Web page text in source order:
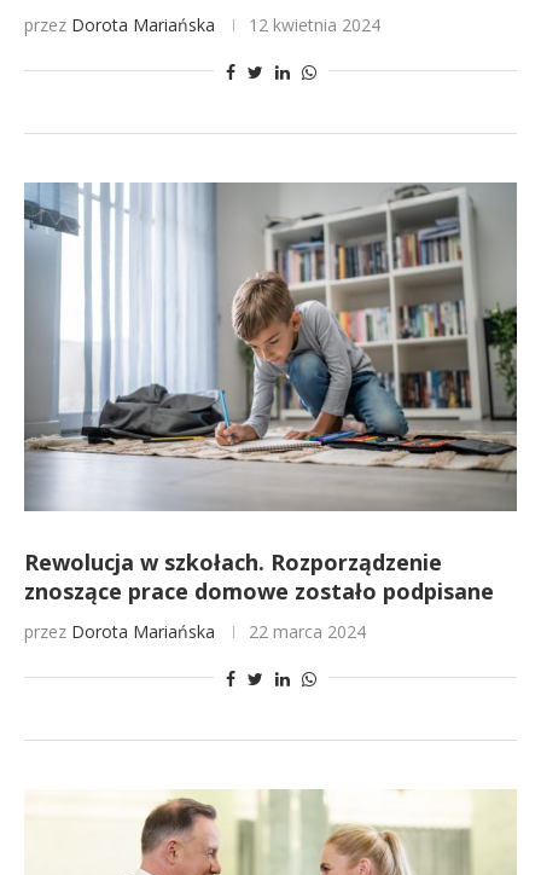
przez Dorota Mariańska 12 kwietnia 2024
Rewolucja w szkołach. Rozporządzenie
znoszące prace domowe zostało podpisane
przez Dorota Mariańska 22 marca 2024